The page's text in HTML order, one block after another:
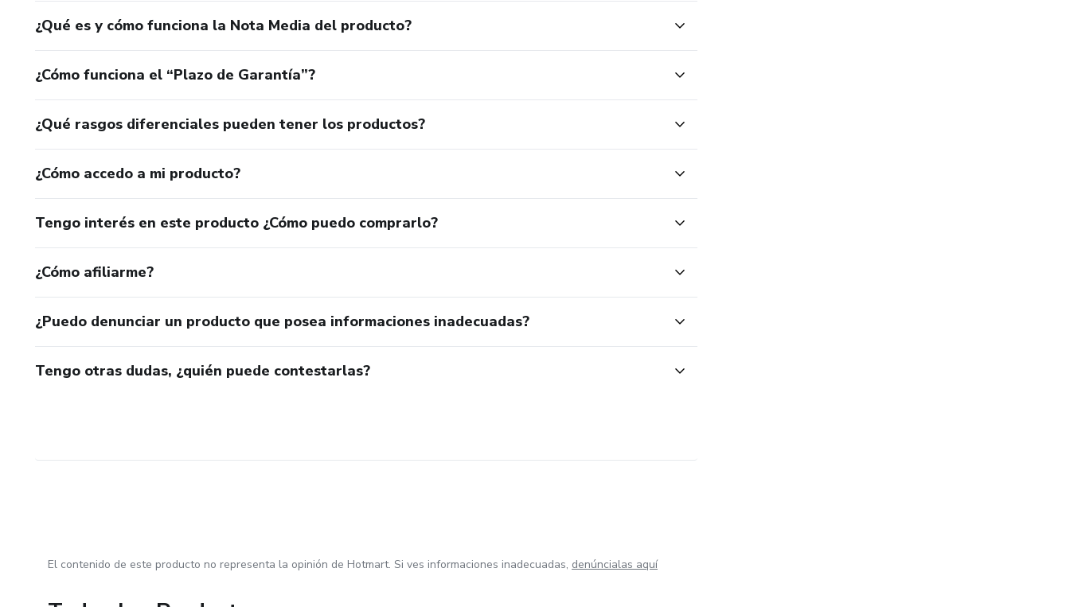
¿Qué es y cómo funciona la Nota Media del producto?
¿Cómo funciona el “Plazo de Garantía”?
¿Qué rasgos diferenciales pueden tener los productos?
¿Cómo accedo a mi producto?
Tengo interés en este producto ¿Cómo puedo comprarlo?
¿Cómo afiliarme?
¿Puedo denunciar un producto que posea informaciones inadecuadas?
Tengo otras dudas, ¿quién puede contestarlas?
El contenido de este producto no representa la opinión de Hotmart. Si ves informaciones inadecuadas, denúncialas aquí